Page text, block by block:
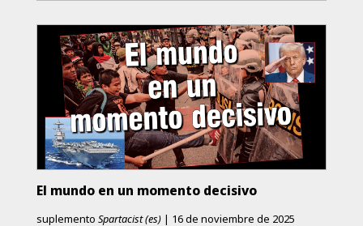
El mundo en un momento decisivo
suplemento Spartacist (es) | 16 de noviembre de 2025